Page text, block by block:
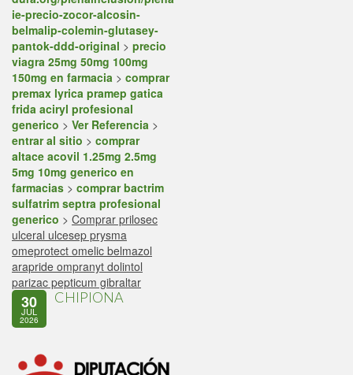
ie-precio-zocor-alcosin-
belmalip-colemin-glutasey-
pantok-ddd-original > precio
viagra 25mg 50mg 100mg
150mg en farmacia > comprar
premax lyrica pramep gatica
frida aciryl profesional
generico > Ver Referencia >
entrar al sitio > comprar
altace acovil 1.25mg 2.5mg
5mg 10mg generico en
farmacias > comprar bactrim
sulfatrim septra profesional
generico > Comprar prilosec
ulceral ulcesep prysma
omeprotect omelic belmazol
arapride ompranyt dolintol
parizac pepticum gibraltar
30
JUL
2026
CHIPIONA